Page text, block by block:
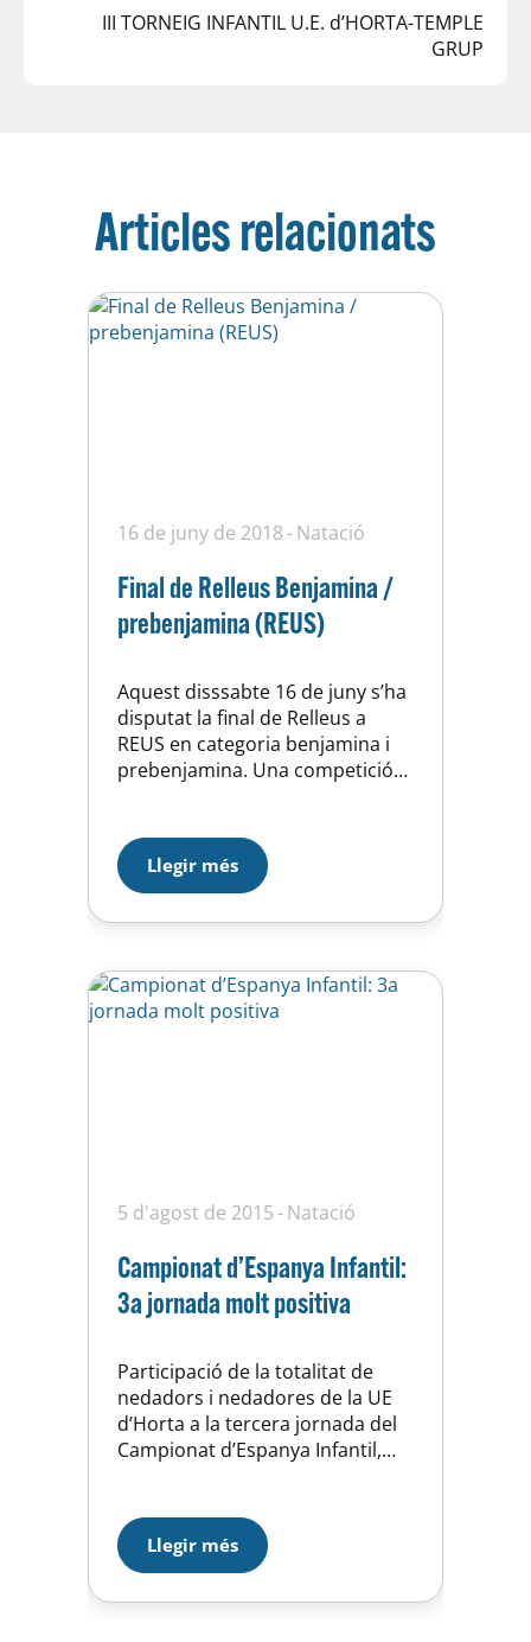
III TORNEIG INFANTIL U.E. d’HORTA-TEMPLE
GRUP
Articles relacionats
16 de juny de 2018 Natació
Final de Relleus Benjamina /
prebenjamina (REUS)
Aquest disssabte 16 de juny s’ha
disputat la final de Relleus a
REUS en categoria benjamina i
prebenjamina. Una competició
on com a club hem participat
amb més de 40 esportistes. Hem
obtingut molt bons resultats en
els diferents relleus. Sobretot
Llegir més
5 d'agost de 2015 Natació
Campionat d’Espanya Infantil:
3a jornada molt positiva
Participació de la totalitat de
nedadors i nedadores de la UE
d’Horta a la tercera jornada del
Campionat d’Espanya Infantil,
nostres representants, la
Martina Cardona en 200 m.
braça, ha accedit a la final (ha
estat 7a rebaixant un segon la
Llegir més